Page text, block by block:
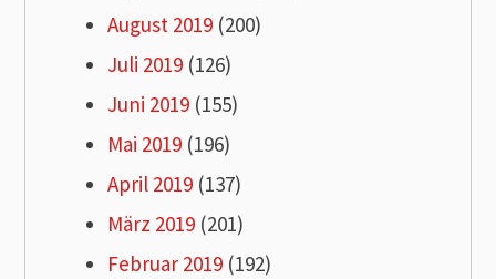
August 2019 (200)
Juli 2019 (126)
Juni 2019 (155)
Mai 2019 (196)
April 2019 (137)
März 2019 (201)
Februar 2019 (192)